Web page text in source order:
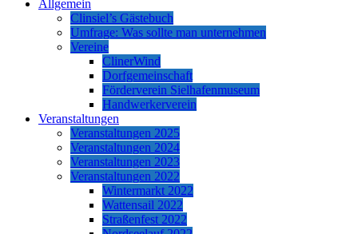
Allgemein
Clinsiel’s Gästebuch
Umfrage: Was sollte man unternehmen
Vereine
ClinerWind
Dorfgemeinschaft
Förderverein Sielhafenmuseum
Handwerkerverein
Veranstaltungen
Veranstaltungen 2025
Veranstaltungen 2024
Veranstaltungen 2023
Veranstaltungen 2022
Wintermarkt 2022
Wattensail 2022
Straßenfest 2022